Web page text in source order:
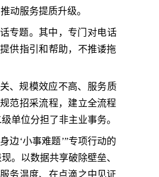
动服务提质升级。
专题。其中，专门对电话
供指引和帮助，不推诿拖
、规模效应不高、服务质
范招采流程，建立全流程
单位分担了非主业事务。
边‘小事难题’”专项行动的
。以数据共享破除壁垒、
务温度、在点滴之中见证